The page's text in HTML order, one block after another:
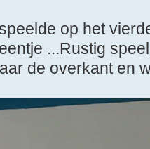
op het
...Rustig
de overkant en